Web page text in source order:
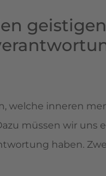
welche inneren
müssen wir uns
haben.